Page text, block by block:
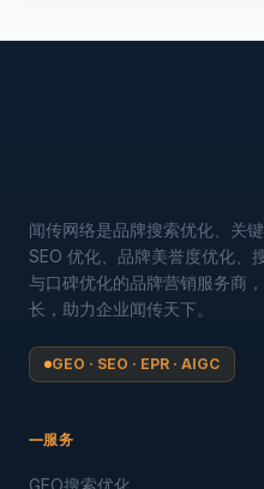
闻传网络是品牌搜索优化、关
SEO 优化、品牌美誉度优化、
与口碑优化的品牌营销服务商
长，助力企业闻传天下。
GEO · SEO · EPR · AIGC
服务